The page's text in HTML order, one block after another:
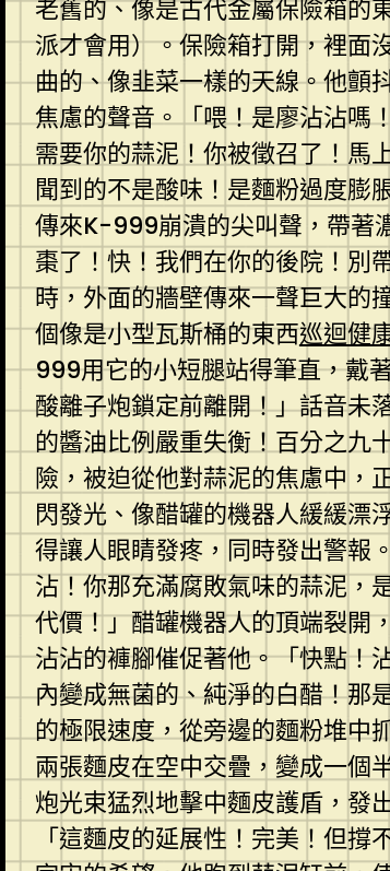
老舊的、像是古代金屬保險箱的
派才會用）。保險箱打開，裡面
曲的、像韭菜一樣的天線。他
焦慮的聲音。「喂！是廖沾沾嗎
需要你的蒜泥！你被徵召了！馬
聞到的不是酸味！是麵粉過度膨
傳來K-999崩潰的尖叫聲，帶著
棗了！快！我們在你的後院！
時，外面的牆壁傳來一聲巨大的
個像是小型瓦斯桶的東西巡迴健
999用它的小短腿站得筆直，戴
酸離子炮鎖定前離開！」話音未
的醬油比例嚴重失衡！百分之九
險，被迫從他對蒜泥的焦慮中，
閃發光、像醋罐的機器人緩緩漂
得讓人眼睛發疼，同時發出警報
沾！你那充滿腐敗氣味的蒜泥，
代價！」醋罐機器人的頂端裂開
沾沾的褲腳催促著他。「快點！
內變成無菌的、純淨的白醋！那
的極限速度，從旁邊的麵粉堆中
兩張麵皮在空中交疊，變成一個
炮光束猛烈地擊中麵皮護盾，發
「這麵皮的延展性！完美！但